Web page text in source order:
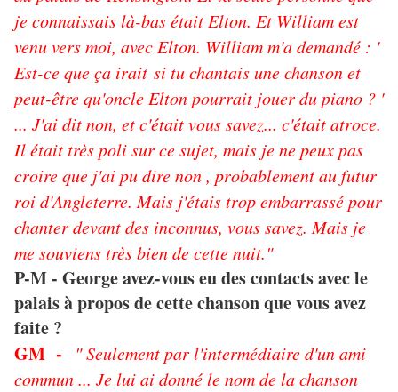
je connaissais là-bas était Elton. Et William est
venu vers moi, avec Elton. William m'a demandé : '
Est-ce que ça irait si tu chantais une chanson et
peut-être qu'oncle Elton pourrait jouer du piano ? '
... J'ai dit non, et c'était vous savez... c'était atroce.
Il était très poli sur ce sujet, mais je ne peux pas
croire que j'ai pu dire non , probablement au futur
roi d'Angleterre. Mais j'étais trop embarrassé pour
chanter devant des inconnus, vous savez. Mais je
me souviens très bien de cette nuit."
P-M - George avez-vous eu des contacts avec le
palais à propos de cette chanson que vous avez
faite ?
GM -
" Seulement par l'intermédiaire d'un ami
commun ... Je lui ai donné le nom de la chanson